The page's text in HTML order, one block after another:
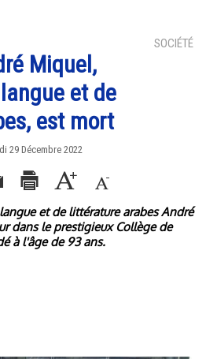
SOCIÉTÉ
Miquel,
et de
est mort
29 Décembre 2022
et de littérature arabes André
dans le prestigieux Collège de
à l'âge de 93 ans.